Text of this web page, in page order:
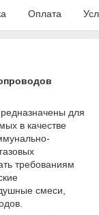
Оплата
для
в качестве
требованиям
смеси,